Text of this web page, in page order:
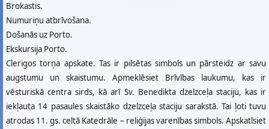
Brokastis.
Numuriņu atbrīvošana.
Došanās uz Porto.
Ekskursija Porto.
Clerigos torņa apskate. Tas ir pilsētas simbols un pārsteidz ar savu
augstumu un skaistumu. Apmeklēsiet Brīvības laukumu, kas ir
vēsturiskā centra sirds, kā arī Sv. Benedikta dzelzceļa staciju, kas ir
iekļauta 14 pasaules skaistāko dzelzceļa staciju sarakstā. Tai ļoti tuvu
atrodas 11. gs. celtā Katedrāle – reliģijas varenības simbols. Apskatīsiet